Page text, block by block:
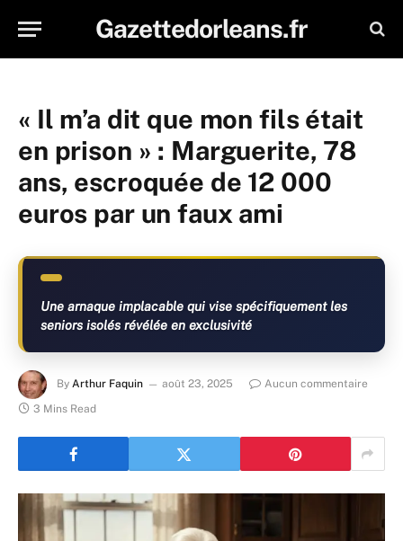
Gazettedorleans.fr
« Il m’a dit que mon fils était
en prison » : Marguerite, 78
ans, escroquée de 12 000
euros par un faux ami
Une arnaque implacable qui vise spécifiquement les
seniors isolés révélée en exclusivité
By Arthur Faquin août 23, 2025
Aucun commentaire
3 Mins Read